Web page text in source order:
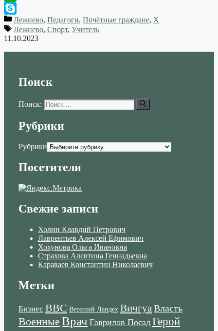
WhatsApp
SkypeЛежнево, Педагоги, Почётные граждане, Х
Лежнево, Спорт, Учитель
11.10.2023
Поиск
Поиск:
Рубрики
Рубрики
Посетители
Свежие записи
Холин Клавдий Петрович
Лаврентьев Алексей Ефимович
Хохунова Ольга Ивановна
Страхова Алевтина Геннадьевна
Караваев Константин Николаевич
Метки
Бизнес ВВС Верхний Ландех ВичгуаВласть
Военные Врач Гаврилов Посад Герой